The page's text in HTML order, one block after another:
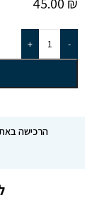
-
+
הרכישה